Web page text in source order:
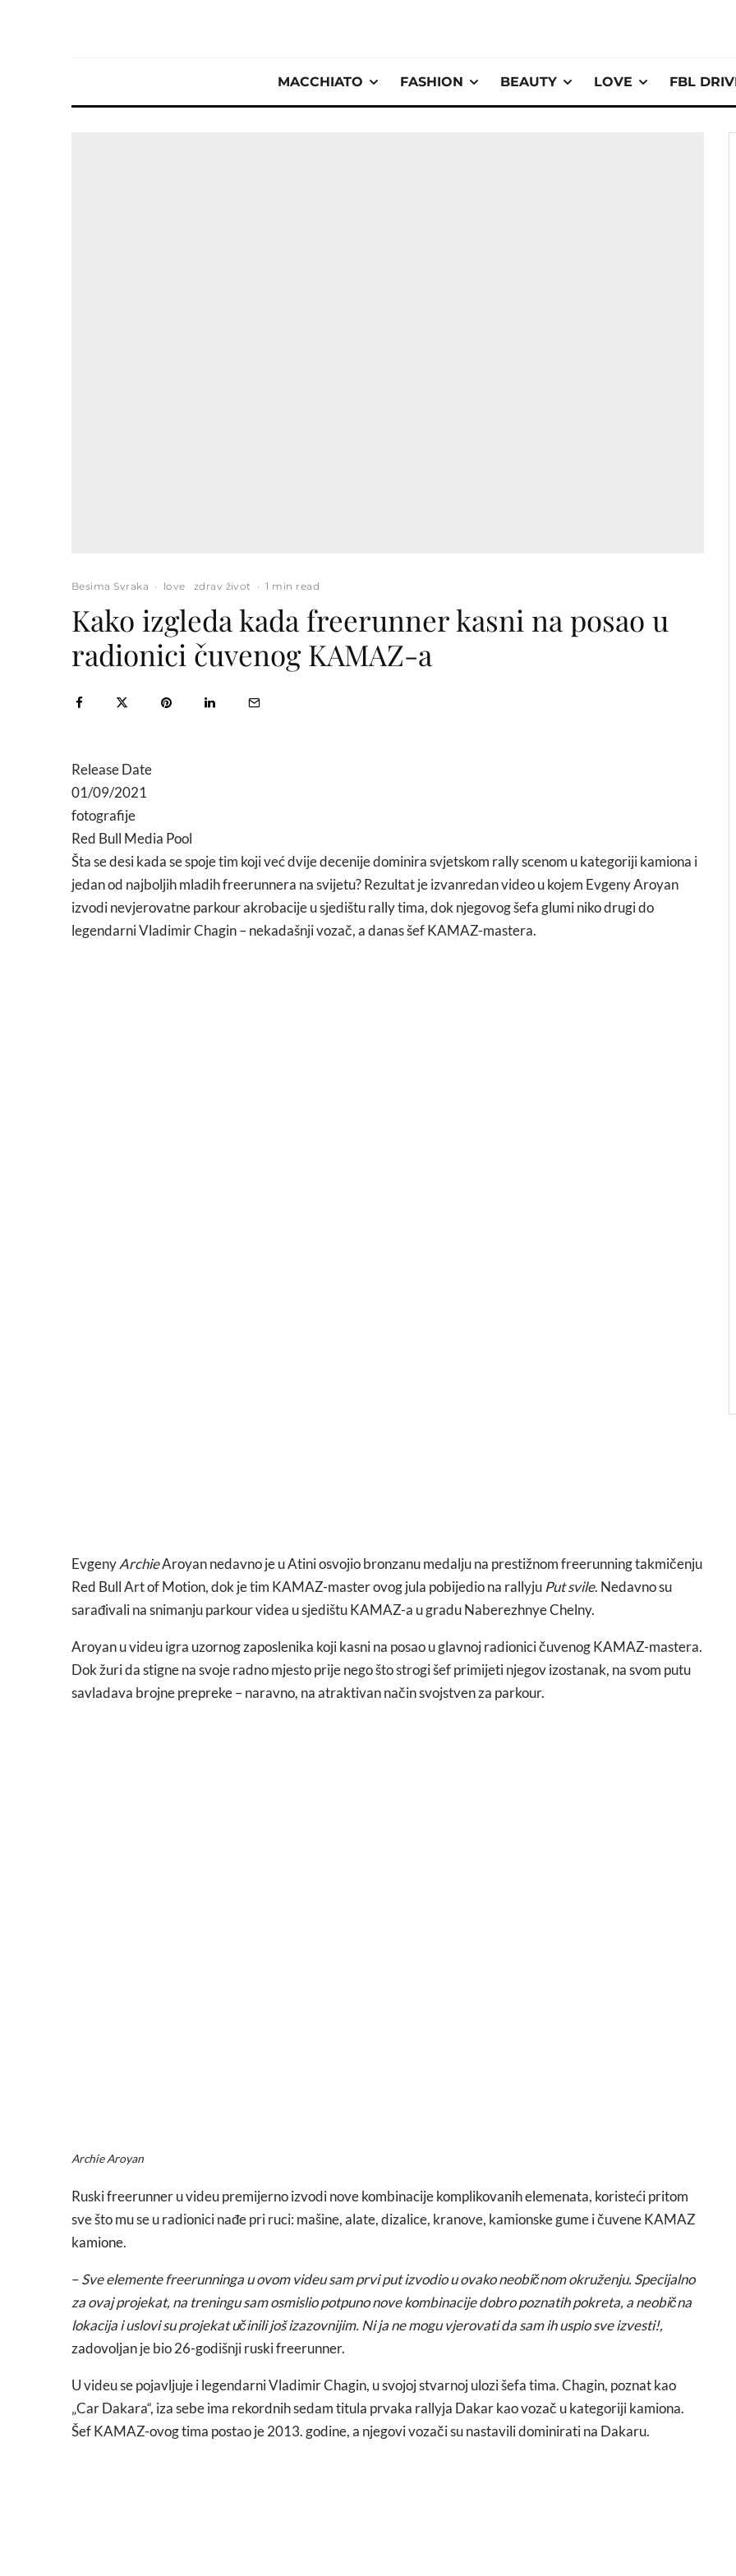
MACCHIATO FASHION BEAUTY LOVE FBL
Besima Svraka · love zdrav život · 1 min read
Kako izgleda kada freerunner kasni na posao u
radionici čuvenog KAMAZ-a
Release Date
01/09/2021
fotografije
Red Bull Media Pool
Šta se desi kada se spoje tim koji već dvije decenije dominira svjetskom rally scenom u kategoriji kamiona i
jedan od najboljih mladih freerunnera na svijetu? Rezultat je izvanredan video u kojem Evgeny Aroyan
izvodi nevjerovatne parkour akrobacije u sjedištu rally tima, dok njegovog šefa glumi niko drugi do
legendarni Vladimir Chagin – nekadašnji vozač, a danas šef KAMAZ-mastera.
EvgenyArchieAroyan nedavno je u Atini osvojio bronzanu medalju na prestižnom freerunning takmičenju
Red Bull Art of Motion, dok je tim KAMAZ-master ovog jula pobijedio na rallyju Put svile. Nedavno su
sarađivali na snimanju parkour videa u sjedištu KAMAZ-a u gradu Naberezhnye Chelny.
Aroyan u videu igra uzornog zaposlenika koji kasni na posao u glavnoj radionici čuvenog KAMAZ-mastera.
Dok žuri da stigne na svoje radno mjesto prije nego što strogi šef primijeti njegov izostanak, na svom putu
savladava brojne prepreke – naravno, na atraktivan način svojstven za parkour.
Archie Aroyan
Ruski freerunner u videu premijerno izvodi nove kombinacije komplikovanih elemenata, koristeći pritom
sve što mu se u radionici nađe pri ruci: mašine, alate, dizalice, kranove, kamionske gume i čuvene KAMAZ
kamione.
–Sve elemente freerunninga u ovom videu sam prvi put izvodio u ovako neobičnom okruženju. Specijalno
za ovaj projekat, na treningu sam osmislio potpuno nove kombinacije dobro poznatih pokreta, a neobična
lokacija i uslovi su projekat učinili još izazovnijim. Ni ja ne mogu vjerovati da sam ih uspio sve izvesti!,
zadovoljan je bio 26-godišnji ruski freerunner.
U videu se pojavljuje i legendarni Vladimir Chagin, u svojoj stvarnoj ulozi šefa tima. Chagin, poznat kao
„Car Dakara“, iza sebe ima rekordnih sedam titula prvaka rallyja Dakar kao vozač u kategoriji kamiona.
Šef KAMAZ-ovog tima postao je 2013. godine, a njegovi vozači su nastavili dominirati na Dakaru.